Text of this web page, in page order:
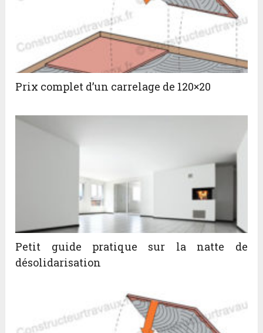
Prix complet d’un carrelage de 120×20
Petit guide pratique sur la natte de
désolidarisation